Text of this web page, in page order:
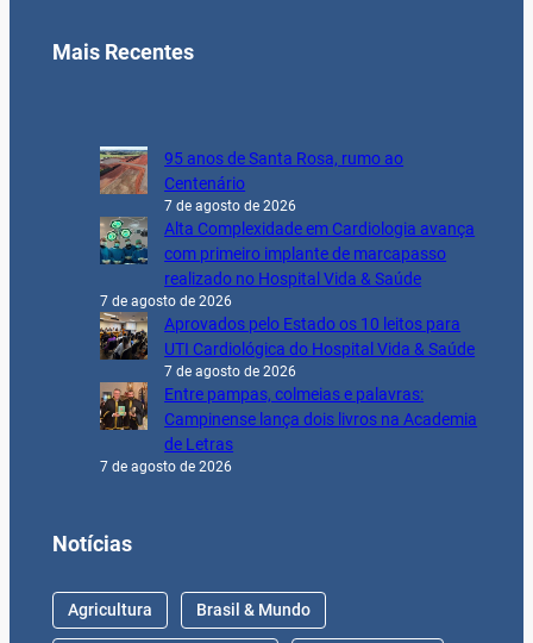
Mais Recentes
95 anos de Santa Rosa, rumo ao
Centenário
7 de agosto de 2026
Alta Complexidade em Cardiologia avança
com primeiro implante de marcapasso
realizado no Hospital Vida & Saúde
7 de agosto de 2026
Aprovados pelo Estado os 10 leitos para
UTI Cardiológica do Hospital Vida & Saúde
7 de agosto de 2026
Entre pampas, colmeias e palavras:
Campinense lança dois livros na Academia
de Letras
7 de agosto de 2026
Notícias
Agricultura Brasil & Mundo